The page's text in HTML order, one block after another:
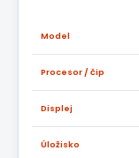
Model
Procesor / čip
Displej
Úložisko